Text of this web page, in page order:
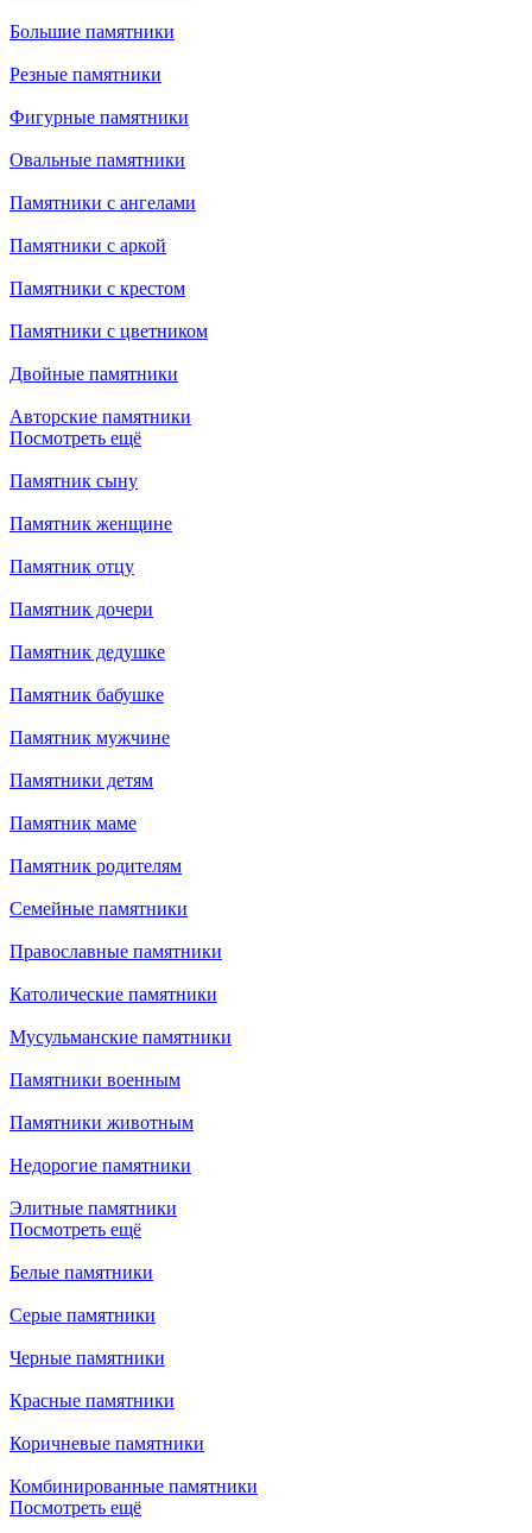
Большие памятники
Резные памятники
Фигурные памятники
Овальные памятники
Памятники с ангелами
Памятники с аркой
Памятники с крестом
Памятники с цветником
Двойные памятники
Авторские памятники
Посмотреть ещё
Памятник сыну
Памятник женщине
Памятник отцу
Памятник дочери
Памятник дедушке
Памятник бабушке
Памятник мужчине
Памятники детям
Памятник маме
Памятник родителям
Семейные памятники
Православные памятники
Католические памятники
Мусульманские памятники
Памятники военным
Памятники животным
Недорогие памятники
Элитные памятники
Посмотреть ещё
Белые памятники
Серые памятники
Черные памятники
Красные памятники
Коричневые памятники
Комбинированные памятники
Посмотреть ещё